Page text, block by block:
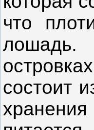
что
состоит